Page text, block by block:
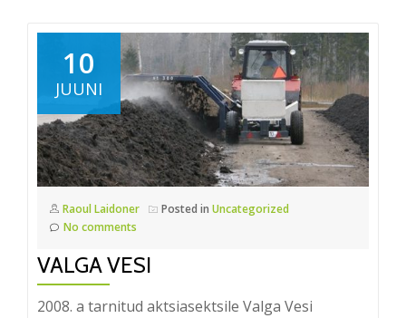
10
JUUNI
Raoul Laidoner Posted in Uncategorized
No comments
VALGA VESI
2008. a tarnitud aktsiasektsile Valga Vesi